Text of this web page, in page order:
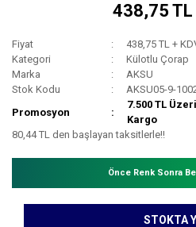
438,75 TL
Fiyat
438,75 TL +
Kategori
Külotlu Çorap
Marka
AKSU
Stok Kodu
AKSU05-9-
Promosyon
7.500 TL
Kargo
80,44 TL den başlayan taksitlerle!!
Önce Renk Sonra
STOKTA